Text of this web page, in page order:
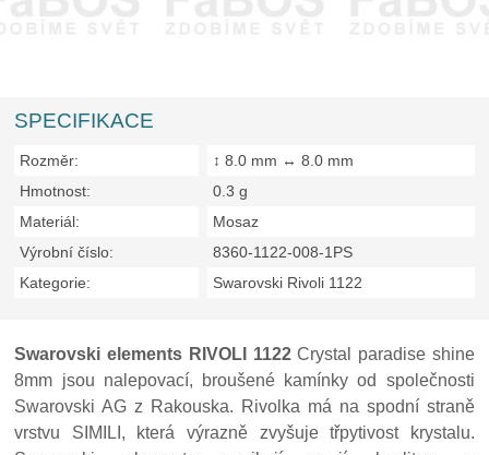
SPECIFIKACE
Rozměr:
↕ 8.0 mm ↔ 8.0 mm
Hmotnost:
0.3 g
Materiál:
Mosaz
Výrobní číslo:
8360-1122-008-1PS
Kategorie:
Swarovski Rivoli 1122
Swarovski elements RIVOLI 1122Crystal paradise shine
8mm jsou nalepovací, broušené kamínky od společnosti
Swarovski AG z Rakouska. Rivolka má na spodní straně
vrstvu SIMILI, která výrazně zvyšuje třpytivost krystalu.